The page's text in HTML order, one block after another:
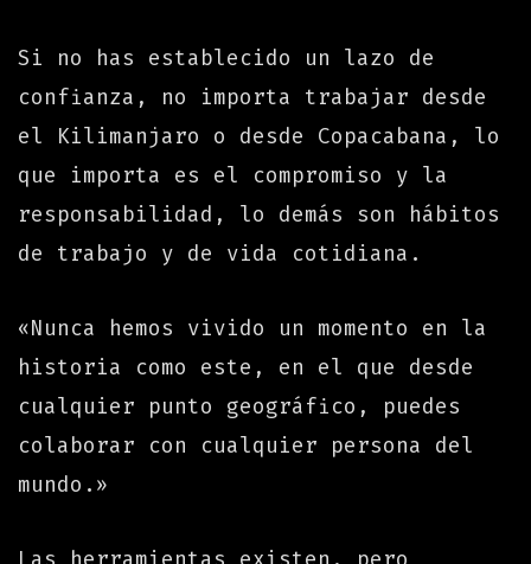
Si no has establecido un lazo de
confianza, no importa trabajar desde
el Kilimanjaro o desde Copacabana, lo
que importa es el compromiso y la
responsabilidad, lo demás son hábitos
de trabajo y de vida cotidiana.
«Nunca hemos vivido un momento en la
historia como este, en el que desde
cualquier punto geográfico, puedes
colaborar con cualquier persona del
mundo.»